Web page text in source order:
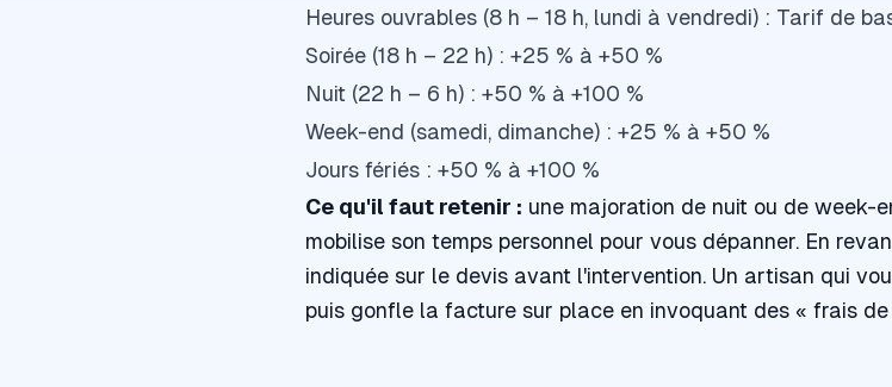
Heures ouvrables (8 h – 18 h, lundi à vendredi) : Tarif de
Soirée (18 h – 22 h) : +25 % à +50 %
Nuit (22 h – 6 h) : +50 % à +100 %
Week-end (samedi, dimanche) : +25 % à +50 %
Jours fériés : +50 % à +100 %
Ce qu'il faut retenir : une majoration de nuit ou de week-
mobilise son temps personnel pour vous dépanner. En
indiquée sur le devis avant l'intervention. Un artisan qui
puis gonfle la facture sur place en invoquant des « frais de